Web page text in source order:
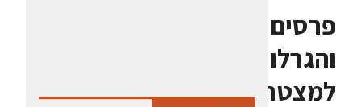
פרסים
והגרלות
למצטרפים